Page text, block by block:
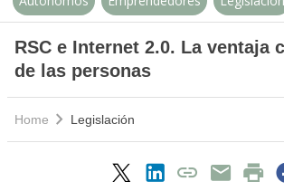
RSC e Internet 2.0. La ventaja
de las personas
Home Legislación